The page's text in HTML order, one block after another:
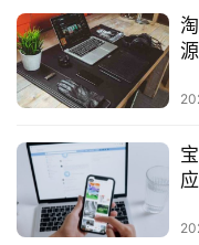
直
播
带
货
引
流
推
广